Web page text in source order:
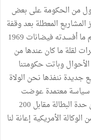
من الحكومة على بعض
المشاريع المعطلة بعد وقفة
التأمّل والعدول عن سياسة التعاضد ولترميم ما أفسدته فيضانات 1969
لقلة ما كان عندها من
وباتت حكومتنا
ننفذها نحن الولاة
سياسة معتمدة عوضت
حظائر التشغيل التي كنا نعتمدها تخفيفا من حدة البطالة مقابل 200
الأمريكية إعانة لنا